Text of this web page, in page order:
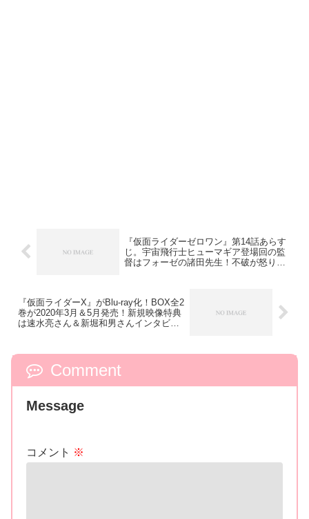
『仮面ライダーゼロワン』第14話あらす
じ。宇宙飛行士ヒューマギア登場回の監
督はフォーゼの諸田先生！不破が怒りの
『仮面ライダーX』がBlu-ray化！BOX全2
巻が2020年3月＆5月発売！新規映像特典
は速水亮さん＆新堀和男さんインタビュ
Comment
Message
コメント ※